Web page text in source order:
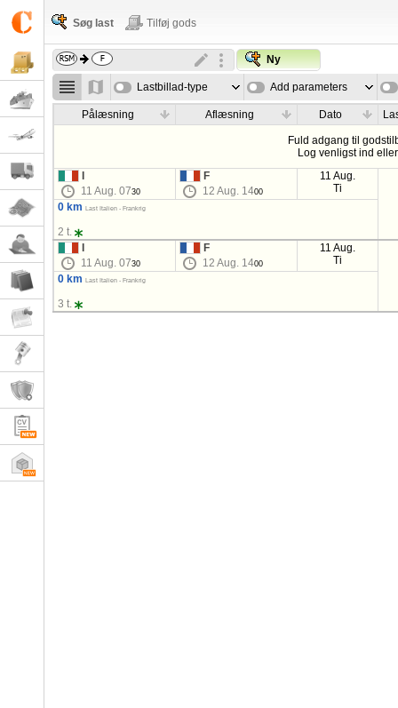
Søg last Tilføj gods
Ny
Lastbillad-type Add parameters
Pålæsning Aflæsning Dato
Fuld adgang til
Log venligst ind
11 Aug. 0730
F
12 Aug. 1400
11 Aug.
Ti
0 km
Last Italien - Frankrig
2 t.
11 Aug. 0730
F
12 Aug. 1400
11 Aug.
Ti
0 km
Last Italien - Frankrig
3 t.